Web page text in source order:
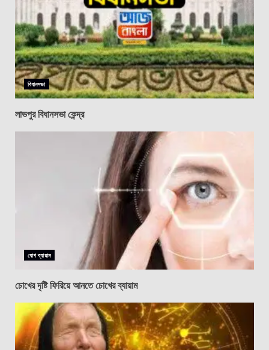
বিধানসভা
লাভপুর বিধানসভা কেন্দ্র
যোগ ব্যায়াম
চোখের দৃষ্টি ফিরিয়ে আনতে চোখের ব্যায়াম